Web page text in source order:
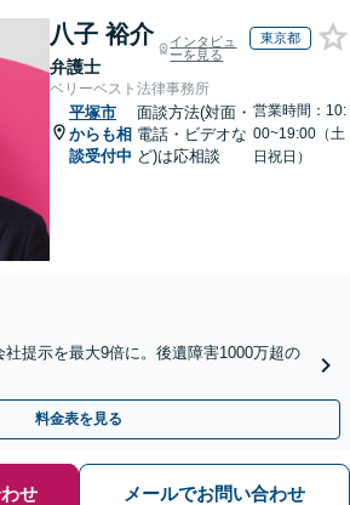
八子 裕介
弁護士
インタビュ
ーを見る
東京都
ベリーベスト法律事務所
平塚市
からも相
談受付中
面談方法(対面・
電話・ビデオな
ど)は応相談
営業時間：10:
00~19:00（土
日祝日）
社提示を最大9倍に。後遺障害1000万超の
料金表を見る
せ メールでお問い合わせ